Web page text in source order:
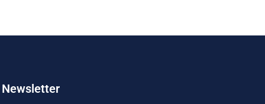
Newsletter